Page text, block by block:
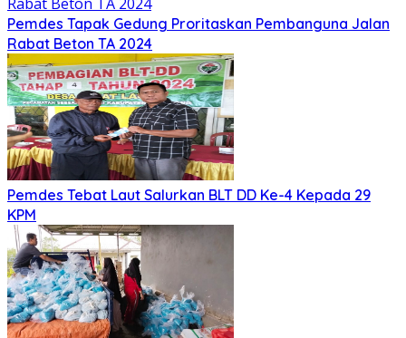
Pemdes Tapak Gedung Proritaskan Pembanguna Jalan
Rabat Beton TA 2024
Pemdes Tebat Laut Salurkan BLT DD Ke-4 Kepada 29
KPM